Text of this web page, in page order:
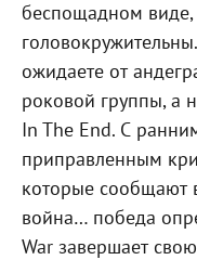
беспощадном виде,
ожидаете от
роковой группы, а
In The End. С
приправленным
которые сообщают
война… победа
War завершает